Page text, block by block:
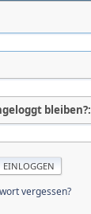
bleiben?:
vergessen?